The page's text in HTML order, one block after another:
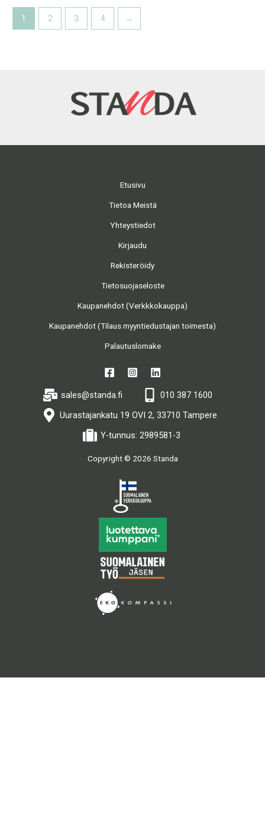
1 2 3 4 →
Etusivu
Tietoa Meistä
Yhteystiedot
Kirjaudu
Rekisteröidy
Tietosuojaseloste
Kaupanehdot (Verkkkokauppa)
Kaupanehdot (Tilaus myyntiedustajan toimesta)
Palautuslomake
sales@standa.fi
010 387 1600
Uurastajankatu 19 OVI 2, 33710 Tampere
Y-tunnus: 2989581-3
Copyright © 2026 Standa